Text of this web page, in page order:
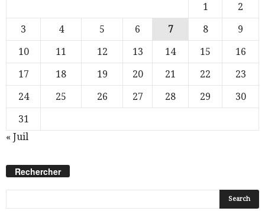
1
2
3
4 5 6 7 8
9
10
11 12 13 14 15
16
17
18 19 20 21 22
23
24
25 26 27 28 29
30
31
« Juil
Rechercher